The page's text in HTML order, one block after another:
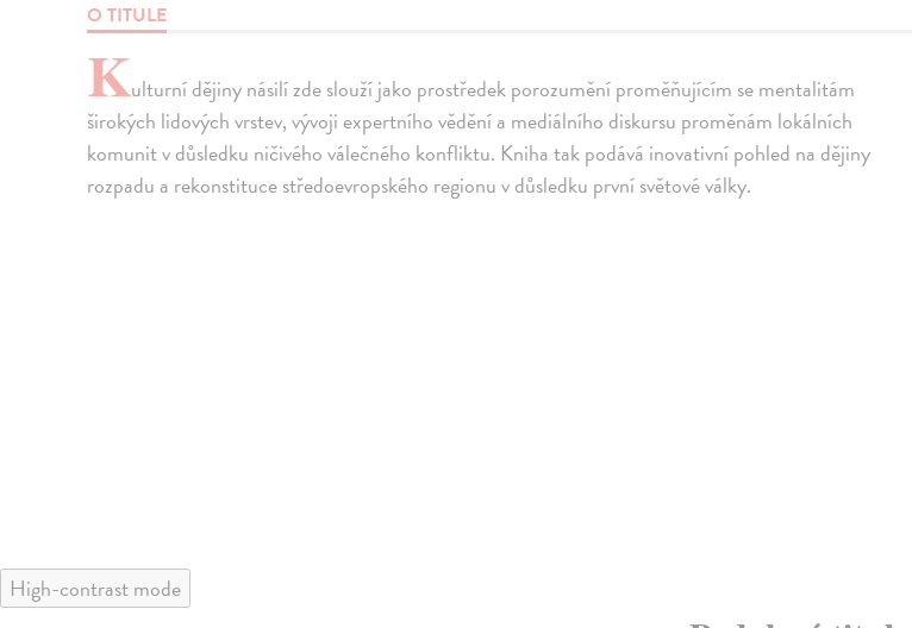
O TITULE
Kulturní dějiny násilí zde slouží jako prostředek porozumění proměňujícím se mentalitám
širokých lidových vrstev, vývoji expertního vědění a mediálního diskursu proměnám lokálních
komunit v důsledku ničivého válečného konfliktu. Kniha tak podává inovativní pohled na dějiny
rozpadu a rekonstituce středoevropského regionu v důsledku první světové války.
High-contrast mode